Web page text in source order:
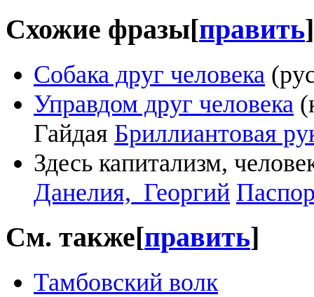
Схожие фразы[править]
Собака друг человека
Управдом друг человека
Гайдая Бриллиантовая
Здесь капитализм,
Данелия,_Георгий
См. также[править]
Тамбовский волк